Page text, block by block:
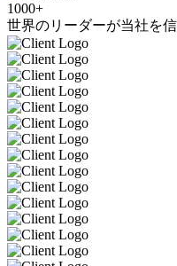
1000+
世界のリーダーが当社を